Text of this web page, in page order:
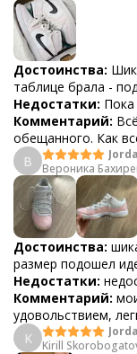
Достоинства:
таблице брала -
Недостатки: Пока
Комментарий:
обещанного. Как
В
Вероника
Достоинства:
размер подошел
Недостатки:
Комментарий:
удовольствием,
K
Kirill